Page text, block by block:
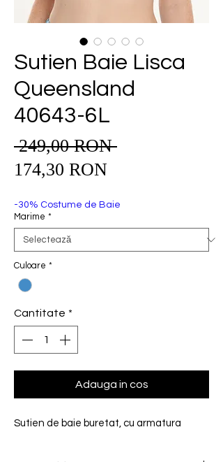
Sutien Baie Lisca
Queensland
40643-6L
249,00 RON Preț
174,30 RONPreț
-30% Costume de Baie
Marime *
Culoare *
Cantitate *
Adauga in cos
Sutien de baie buretat, cu armatura